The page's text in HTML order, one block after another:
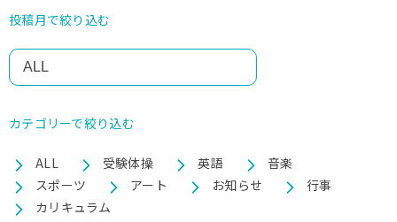
投稿月で絞り込む
カテゴリーで絞り込む
ALL 受験体操 英語
音楽
スポーツ
アート お知らせ
行事
カリキュラム